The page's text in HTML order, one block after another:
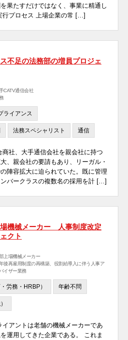
果たすだけではなく、事業に精通し
行プロセス 上場企業の常 […]
不足の法務部の増員プロジェ
CATV通信会社
ライアンス
法務スペシャリスト 通信
社、大手通信会社を親会社に持つ
、親会社の要請もあり、リーガル・
陣容拡大に迫られていた。既に管理
バークラスの複数名の採用を計 […]
機械メーカー 人事制度改定
クト
上場機械メーカー
後再雇用制度の再構築、役割給導入に伴う人事ア
イザー業務
労務・HRBP） 年齢不問
アントは老舗の機械メーカーであ
運用してきた企業である。 これま